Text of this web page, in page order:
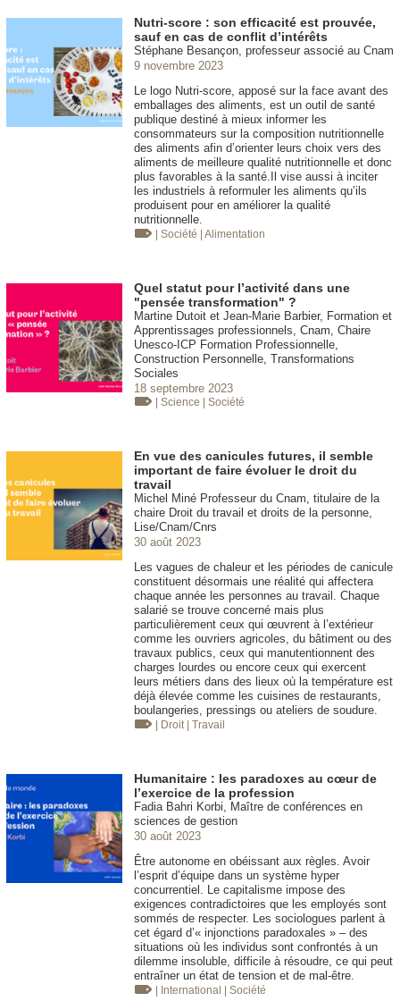
Nutri-score : son efficacité est prouvée,
sauf en cas de conflit d’intérêts
Stéphane Besançon, professeur associé au Cnam
9 novembre 2023
Le logo Nutri-score, apposé sur la face avant des
emballages des aliments, est un outil de santé
publique destiné à mieux informer les
consommateurs sur la composition nutritionnelle
des aliments afin d’orienter leurs choix vers des
aliments de meilleure qualité nutritionnelle et donc
plus favorables à la santé.Il vise aussi à inciter
les industriels à reformuler les aliments qu’ils
produisent pour en améliorer la qualité
nutritionnelle.
| Société | Alimentation
Quel statut pour l’activité dans une
"pensée transformation" ?
Martine Dutoit et Jean-Marie Barbier, Formation et
Apprentissages professionnels, Cnam, Chaire
Unesco-ICP Formation Professionnelle,
Construction Personnelle, Transformations
Sociales
18 septembre 2023
| Science | Société
En vue des canicules futures, il semble
important de faire évoluer le droit du
travail
Michel Miné Professeur du Cnam, titulaire de la
chaire Droit du travail et droits de la personne,
Lise/Cnam/Cnrs
30 août 2023
Les vagues de chaleur et les périodes de canicule
constituent désormais une réalité qui affectera
chaque année les personnes au travail. Chaque
salarié se trouve concerné mais plus
particulièrement ceux qui œuvrent à l’extérieur
comme les ouvriers agricoles, du bâtiment ou des
travaux publics, ceux qui manutentionnent des
charges lourdes ou encore ceux qui exercent
leurs métiers dans des lieux où la température est
déjà élevée comme les cuisines de restaurants,
boulangeries, pressings ou ateliers de soudure.
| Droit | Travail
Humanitaire : les paradoxes au cœur de
l’exercice de la profession
Fadia Bahri Korbi, Maître de conférences en
sciences de gestion
30 août 2023
Être autonome en obéissant aux règles. Avoir
l’esprit d’équipe dans un système hyper
concurrentiel. Le capitalisme impose des
exigences contradictoires que les employés sont
sommés de respecter. Les sociologues parlent à
cet égard d’« injonctions paradoxales » – des
situations où les individus sont confrontés à un
dilemme insoluble, difficile à résoudre, ce qui peut
entraîner un état de tension et de mal-être.
| International | Société